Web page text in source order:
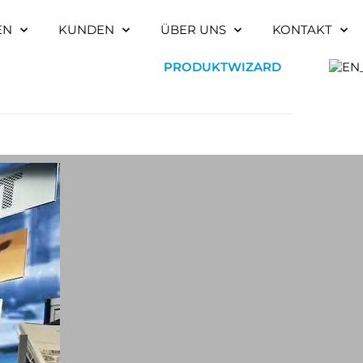
KUNDEN ÜBER UNS KONTAKT
PRODUKTWIZARD